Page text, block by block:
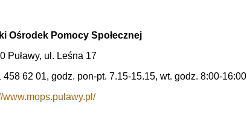
Ośrodek Pomocy Społecznej
Puławy, ul. Leśna 17
458 62 01, godz. pon-pt. 7.15-15.15, wt. godz. 8:00-16:00
www.mops.pulawy.pl/